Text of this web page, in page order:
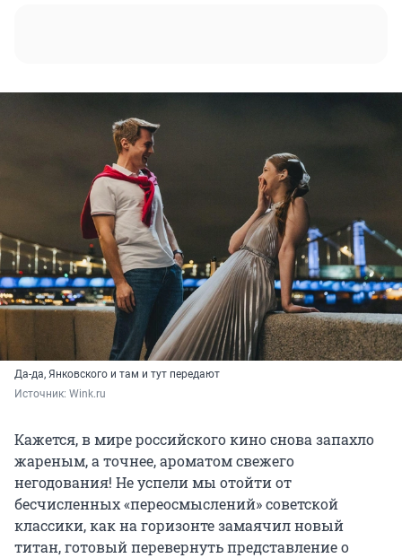
Да-да, Янковского и там и тут передают
Источник: Wink.ru
Кажется, в мире российского кино снова запахло
жареным, а точнее, ароматом свежего
негодования! Не успели мы отойти от
бесчисленных «переосмыслений» советской
классики, как на горизонте замаячил новый
титан, готовый перевернуть представление о